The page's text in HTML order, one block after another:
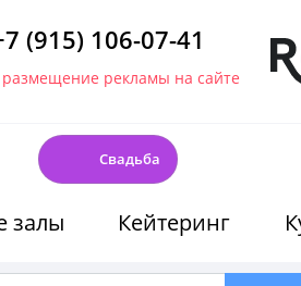
(915) 106-07-41
размещение рекламы на сайте
Свадьба
залы Кейтеринг